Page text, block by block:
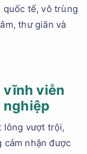
tế, vô trùng
thư giãn và
vĩnh viễn
nghiệp
lông vượt trội,
cảm nhận được